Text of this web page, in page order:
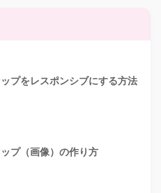
プをレスポンシブにする方法
プ（画像）の作り方